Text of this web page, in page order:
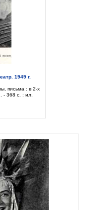
1949 г.
письма : в 2-х
- 368 с. : ил.